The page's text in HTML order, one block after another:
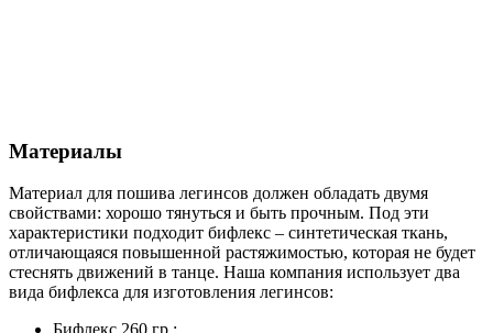
Материалы
Материал для пошива легинсов должен обладать двумя
свойствами: хорошо тянуться и быть прочным. Под эти
характеристики подходит бифлекс – синтетическая ткань,
отличающаяся повышенной растяжимостью, которая не будет
стеснять движений в танце. Наша компания использует два
вида бифлекса для изготовления легинсов: